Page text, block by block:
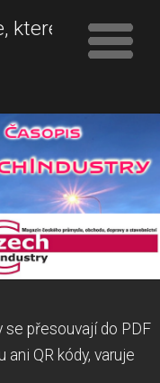
které
se přesouvají do PDF
QR kódy, varuje